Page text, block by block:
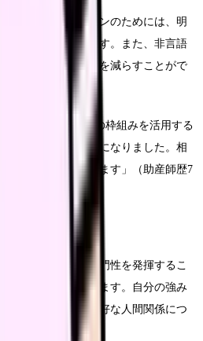
コミュニケーションのためには、明
のスキルが重要です。また、非言語
払うことで、誤解を減らすことがで
提案）という報告の枠組みを活用する
ションがスムーズになりました。相
え方を心がけています」（助産師歴7
ョンを理解し、専門性を発揮するこ
高めることができます。自分の強み
勢が、結果的に良好な人間関係につ